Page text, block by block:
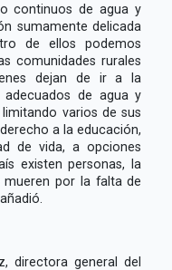
continuos de agua y
sumamente delicada
de ellos podemos
comunidades rurales
dejan de ir a la
de agua y
varios de sus
a la educación,
de vida, a opciones
existen personas, la
mueren por la falta de
directora general del